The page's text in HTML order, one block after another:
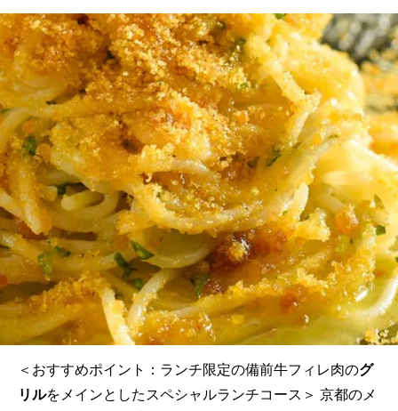
＜おすすめポイント：ランチ限定の備前牛フィレ肉のグ
リルをメインとしたスペシャルランチコース＞ 京都のメ